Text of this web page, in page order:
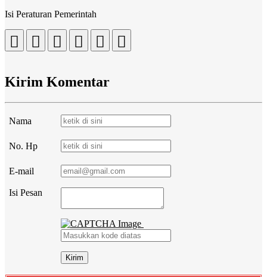
Isi Peraturan Pemerintah
Kirim Komentar
Nama
No. Hp
E-mail
Isi Pesan